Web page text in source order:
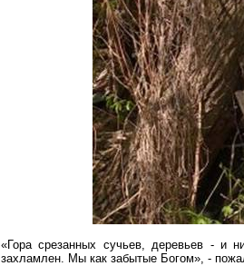
«Гора срезанных сучьев, деревьев - и
захламлен. Мы как забытые Богом», -